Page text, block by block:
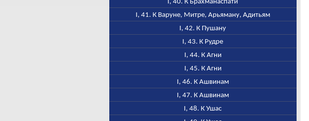
I, 41. К Варуне, Митре, Арьяману, Адитьям
I, 42. К Пушану
I, 43. К Рудре
I, 44. К Агни
I, 45. К Агни
I, 46. К Ашвинам
I, 47. К Ашвинам
I, 48. К Ушас